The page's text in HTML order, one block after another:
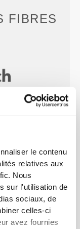
le contenu
relatives aux
Nous
sur l'utilisation de
sociaux, de
celles-ci
avez fournies
FIBRES
de fibre très
qui t'offre
un
confort.
frais et permet